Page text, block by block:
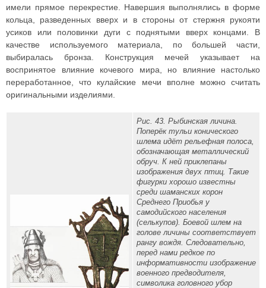
имели прямое перекрестие. Навершия выполнялись в форме
кольца, разведенных вверх и в стороны от стержня рукояти
усиков или половинки дуги с поднятыми вверх концами. В
качестве используемого материала, по большей части,
выбиралась бронза. Конструкция мечей указывает на
воспринятое влияние кочевого мира, но влияние настолько
переработанное, что кулайские мечи вполне можно считать
оригинальными изделиями.
Рис. 43. Рыбинская личина.
Поперёк тульи конического
шлема идёт рельефная полоса,
обозначающая металлический
обруч. К ней приклепаны
изображения двух птиц. Такие
фигурки хорошо известны
среди шаманских корон
Среднего Приобья у
самодийского населения
(селькупов). Боевой шлем на
голове личины соответствует
рангу вождя. Следовательно,
перед нами редкое по
информативности изображение
военного предводителя,
символика головного убор